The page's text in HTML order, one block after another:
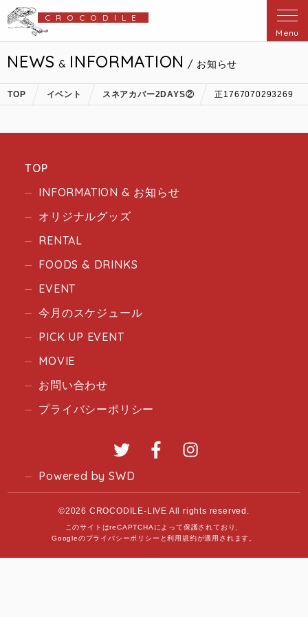
CROCODILE
Menu
NEWS & INFORMATION / お知らせ
TOP イベント スネアカバー2DAYS② 正1767070293269
TOP
INFORMATION & お知らせ
オリジナルグッズ
RENTAL
FOODS & DRINKS
EVENT
今月のスケジュール
PICK UP EVENT
MOVIE
お問い合わせ
プライバシーポリシー
Twitter Facebook
Powered by SWD
©2026 CROCODILE-LIVE All rights reserved.
このサイトはreCAPTCHAによって保護されており、
Googleのプライバシーポリシー と利用規約が適用されます。